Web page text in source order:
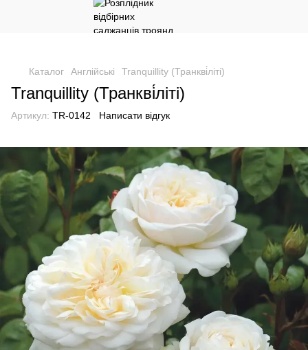
Каталог Англійські Tranquillity (Транкві́літі)
Tranquillity (Транкві́літі)
Артикул: TR-0142 Написати відгук